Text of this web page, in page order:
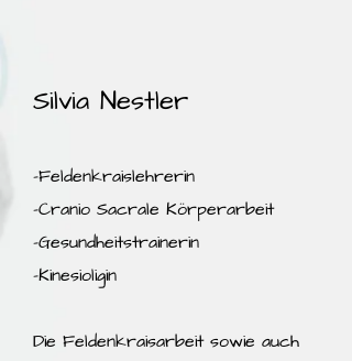
Silvia Nestler
-Feldenkraislehrerin
-Cranio Sacrale Körperarbeit
-Gesundheitstrainerin
-Kinesioligin
Die Feldenkraisarbeit sowie auch